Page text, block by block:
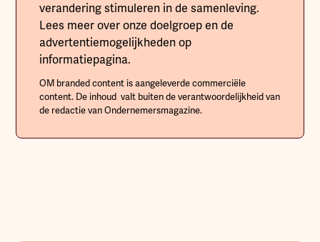
verandering stimuleren in de samenleving.
Lees meer over onze doelgroep en de
advertentiemogelijkheden op
informatiepagina.
OM branded content is aangeleverde commerciële
content. De inhoud valt buiten de verantwoordelijkheid van
de redactie van Ondernemersmagazine.